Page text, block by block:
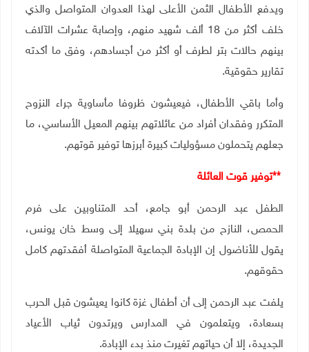
ويدفع الأطفال الثمن الأعلى لهذا العدوان المتواصل والذي
خلف أكثر من 18 ألف شهيد منهم، وإصابة عشرات الآلاف
بينهم حالات بتر لطرف أو أكثر من أجسادهم، وفق ما أكدته
تقارير حقوقية.
وأما باقي الأطفال، فيعيشون ظروفا مأساوية جراء النزوح
المتكرر وفقدان أفراد من عائلاتهم بينهم المعيل الأساسي، ما
جعلهم يتحملون مسؤوليات كبيرة أبرزها توفير قوتهم.
**توفير قوت العائلة
الطفل عبد الرحمن أبو جامع، أحد المتناوبين على فرم
الحمص، النازح من بلدة بني سهيلا إلى وسط خان يونس،
يقول للأناضول إن الإبادة الجماعية المتواصلة أفقدتهم كامل
حقوقهم.
يلفت عبد الرحمن إلى أن أطفال غزة كانوا يعيشون قبل الحرب
بسعادة، ويتعلمون في المدارس ويرتدون ثياب الأعياد
الجديدة، إلا أن حياتهم تغيرت منذ بدء الإبادة.